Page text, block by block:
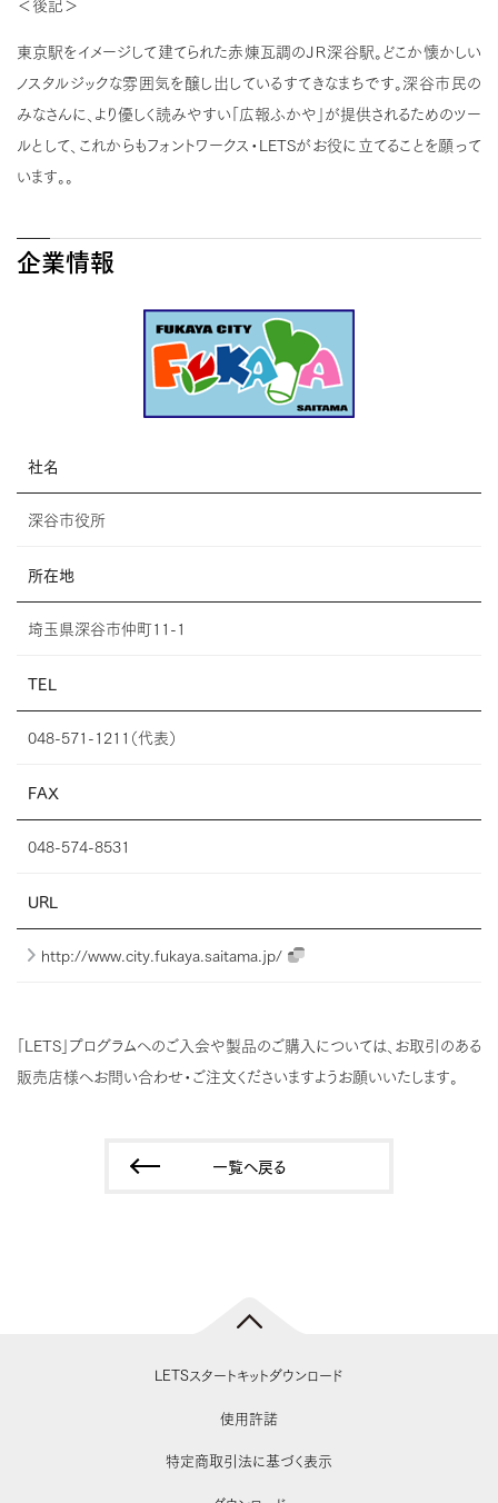
＜後記＞
東京駅をイメージして建てられた赤煉瓦調のＪＲ深谷駅。どこか懐かしい
ノスタルジックな雰囲気を醸し出しているすてきなまちです。深谷市民の
みなさんに、より優しく読みやすい「広報ふかや」が提供されるためのツー
ルとして、これからもフォントワークス・LETSがお役に立てることを願って
います。。
企業情報
社名
深谷市役所
所在地
埼玉県深谷市仲町11-1
TEL
048-571-1211（代表）
FAX
048-574-8531
URL
http://www.city.fukaya.saitama.jp/
「LETS」プログラムへのご入会や製品のご購入については、お取引のある
販売店様へお問い合わせ・ご注文くださいますようお願いいたします。
一覧へ戻る
LETSスタートキットダウンロード
使用許諾
特定商取引法に基づく表示